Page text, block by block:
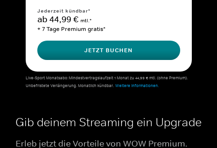
Jederzeit kündbar*
ab 44,99 € mtl.*
+ 7 Tage Premium gratis*
JETZT BUCHEN
Live-Sport Monatsabo: Mindestvertragslaufzeit 1 Monat zu 44,99 € mtl. (ohne Premium).
Unbefristete Verlängerung. Monatlich kündbar. Weitere Informationen.
Gib deinem Streaming ein Upgrade
Erleb jetzt die Vorteile von WOW Premium.